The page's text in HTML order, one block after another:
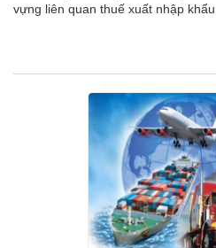
vựng liên quan thuế xuất nhập khẩu